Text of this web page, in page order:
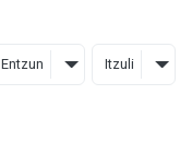
Entzun Itzuli